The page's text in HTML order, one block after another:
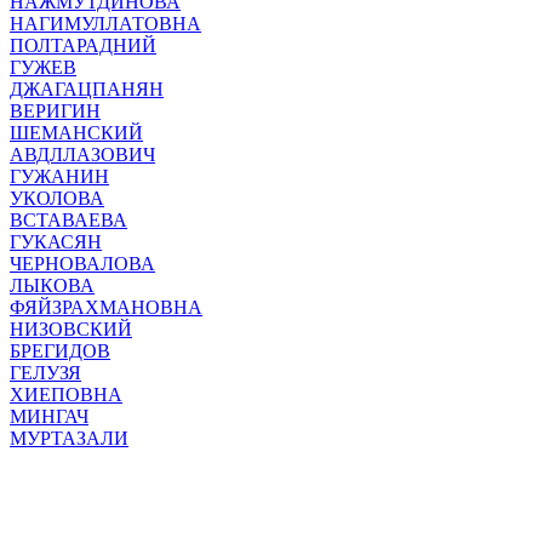
НАГИМУЛЛАТОВНА
ПОЛТАРАДНИЙ
ГУЖЕВ
ДЖАГАЦПАНЯН
ВЕРИГИН
ШЕМАНСКИЙ
АВДЛЛАЗОВИЧ
ГУЖАНИН
УКОЛОВА
ВСТАВАЕВА
ГУКАСЯН
ЧЕРНОВАЛОВА
ЛЫКОВА
ФЯЙЗРАХМАНОВНА
НИЗОВСКИЙ
БРЕГИДОВ
ГЕЛУЗЯ
ХИЕПОВНА
МИНГАЧ
МУРТАЗАЛИ